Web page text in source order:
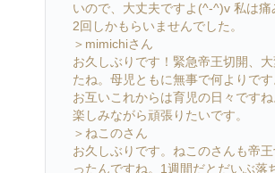
いので、大丈夫ですよ(^-^)v 私は痛
2回しかもらいませんでした。
＞mimichiさん
お久しぶりです！緊急帝王切開、大
たね。母児ともに無事で何よりです
お互いこれからは育児の日々ですね
楽しみながら頑張りたいです。
＞ねこのさん
お久しぶりです。ねこのさんも帝
ったんですね。1週間だとだいぶ落